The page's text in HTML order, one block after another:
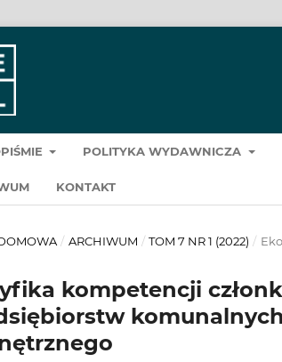
POLITYKA WYDAWNICZA
KONTAKT
/ ARCHIWUM / TOM 7 NR 1 (2022) /
kompetencji